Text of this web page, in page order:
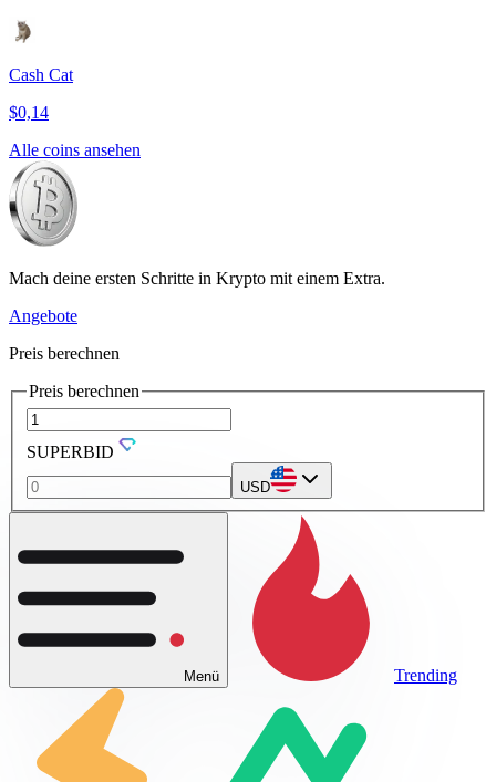
Cash Cat
$0,14
Alle coins ansehen
Mach deine ersten Schritte in Krypto mit einem Extra.
Angebote
Preis berechnen
Preis berechnen
SUPERBID
USD
Menü Trending